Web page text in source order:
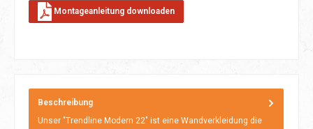
Montageanleitung downloaden
Beschreibung
Unser "Trendline Modern 22" ist eine Wandverkleidung die